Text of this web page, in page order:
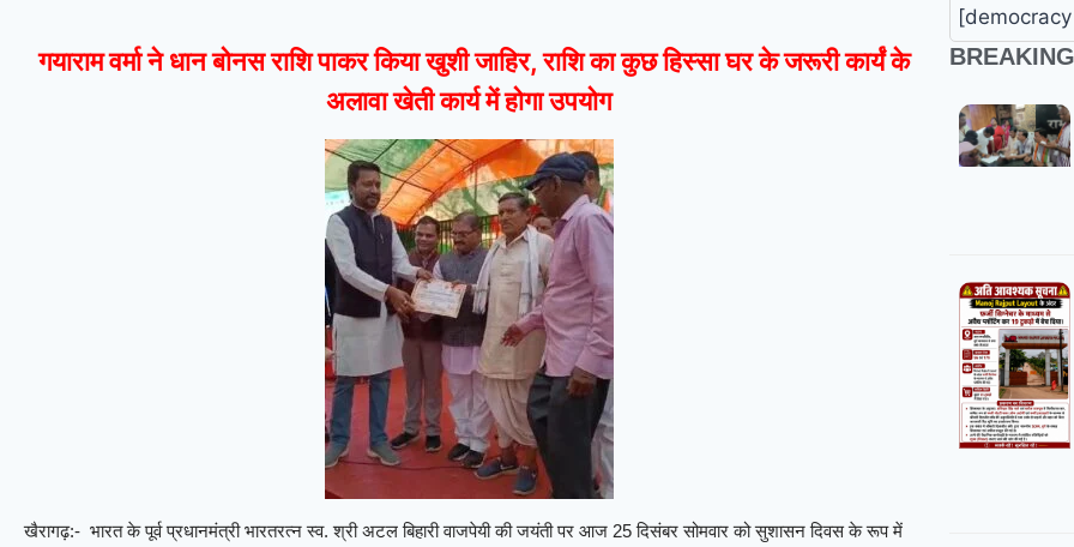
गयाराम वर्मा ने धान बोनस राशि पाकर किया खुशी जाहिर, राशि का कुछ हिस्सा घर के जरूरी कार्यं के
अलावा खेती कार्य में होगा उपयोग
खैरागढ़:- भारत के पूर्व प्रधानमंत्री भारतरत्न स्व. श्री अटल बिहारी वाजपेयी की जयंती पर आज 25 दिसंबर सोमवार को सुशासन दिवस के रूप में